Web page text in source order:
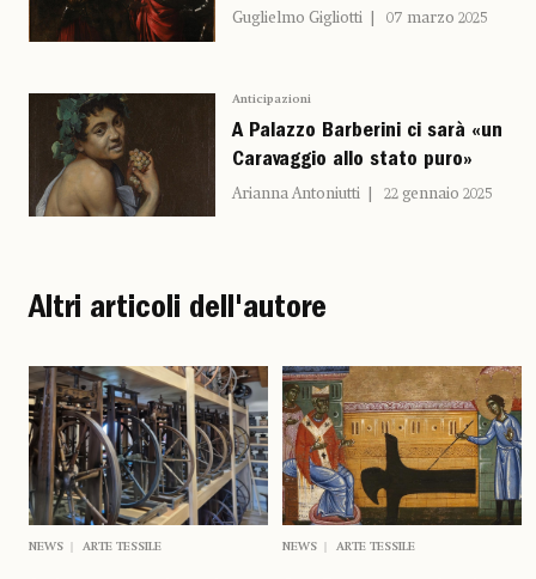
Guglielmo Gigliotti 07 marzo 2025
Anticipazioni
A Palazzo Barberini ci sarà «un
Caravaggio allo stato puro»
Arianna Antoniutti 22 gennaio 2025
Altri articoli dell'autore
NEWS ARTE TESSILE NEWS ARTE TESSILE